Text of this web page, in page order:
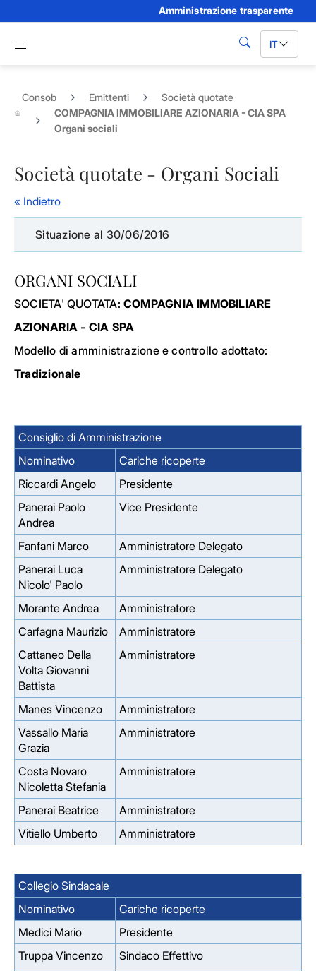
Amministrazione trasparente
Apri menu di navigazione
cerca IT
Consob Emittenti
Società quotate
COMPAGNIA IMMOBILIARE AZIONARIA - CIA SPA
Organi sociali
Società quotate - Organi Sociali
« Indietro
Situazione al 30/06/2016
ORGANI SOCIALI
SOCIETA' QUOTATA: COMPAGNIA IMMOBILIARE
AZIONARIA - CIA SPA
Modello di amministrazione e controllo adottato:
Tradizionale
Consiglio di Amministrazione
Nominativo
Cariche ricoperte
Riccardi Angelo
Presidente
Panerai Paolo
Andrea
Vice Presidente
Fanfani Marco
Amministratore Delegato
Panerai Luca
Nicolo' Paolo
Amministratore Delegato
Morante Andrea
Amministratore
Carfagna Maurizio
Amministratore
Cattaneo Della
Volta Giovanni
Battista
Amministratore
Manes Vincenzo
Amministratore
Vassallo Maria
Grazia
Amministratore
Costa Novaro
Nicoletta Stefania
Amministratore
Panerai Beatrice
Amministratore
Vitiello Umberto
Amministratore
Collegio Sindacale
Nominativo
Cariche ricoperte
Medici Mario
Presidente
Truppa Vincenzo
Sindaco Effettivo